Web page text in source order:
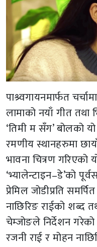
पाश्र्वगायनमार्फत
लामाको नयाँ गीत तथा
‘तिमी म सँग’ बोलको यो
रमणीय स्थानहरुमा
भावना चित्रण गरिएको
‘भ्यालेन्टाइन–डे’को
प्रेमिल जोडीप्रति
नाछिरिङ राईको शब्द
चेम्जोङले निर्देशन गरेको
रजनी राई र मोहन